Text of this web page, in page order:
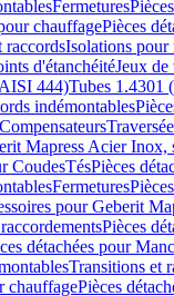
Fermetures
chauffagePièces
raccordsIsolations pour
d'étanchéitéJeux de
444)Tubes 1.4301
indémontables
Mapress Acier Inox,
CoudesTésPièces
Fermetures
pour Geberit
Pièces
détachées pour
Transitions et
chauffagePièces